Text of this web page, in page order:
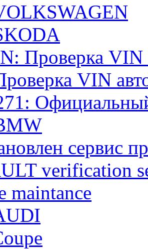
Проверка VIN
VIN
сервис
verification
maintance